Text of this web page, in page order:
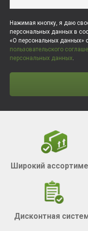
Нажимая кнопку, я даю
персональных данных в
«О персональных данных»
пользовательского
персональных данных.
Широкий
Дисконтная